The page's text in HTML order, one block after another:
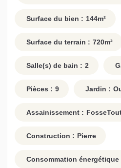
Surface du bien : 144m²
Surface du terrain : 720m²
Salle(s) de bain : 2
Pièces : 9 Jardin :
Assainissement :
Construction : Pierre
Consommation énergétique